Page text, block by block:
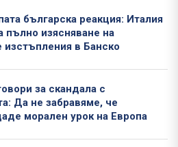
българска реакция: Италия
пълно изясняване на
изстъпления в Банско
за скандала с
Да не забравяме, че
морален урок на Европа